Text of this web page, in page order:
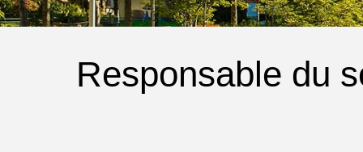
Responsable du